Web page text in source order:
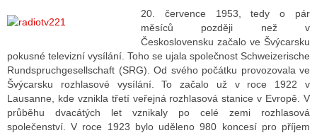
VYSÍLAČE
TELEVIZE
20. července 1953, tedy o pár
měsíců později než v
Československu začalo ve Švýcarsku
pokusné televizní vysílání. Toho se ujala společnost Schweizerische
Rundspruchgesellschaft (SRG). Od svého počátku provozovala ve
Švýcarsku rozhlasové vysílání. To začalo už v roce 1922 v
Lausanne, kde vznikla třetí veřejná rozhlasová stanice v Evropě.
V
průběhu dvacátých let vznikaly po celé zemi rozhlasová
společenství. V roce 1923 bylo uděleno 980 koncesí pro příjem